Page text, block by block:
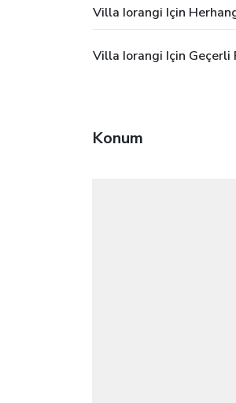
Villa Iorangi Için
Villa Iorangi Için Geçerli
Konum